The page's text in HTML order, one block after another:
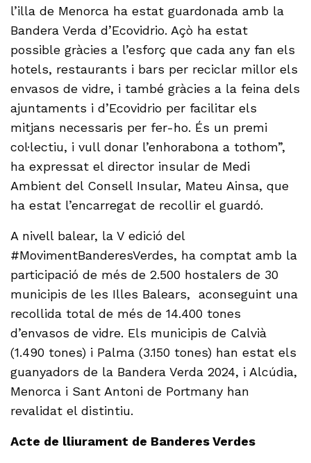
l’illa de Menorca ha estat guardonada amb la
Bandera Verda d’Ecovidrio. Açò ha estat
possible gràcies a l’esforç que cada any fan els
hotels, restaurants i bars per reciclar millor els
envasos de vidre, i també gràcies a la feina dels
ajuntaments i d’Ecovidrio per facilitar els
mitjans necessaris per fer-ho. És un premi
col·lectiu, i vull donar l’enhorabona a tothom”,
ha expressat el director insular de Medi
Ambient del Consell Insular, Mateu Ainsa, que
ha estat l’encarregat de recollir el guardó.
A nivell balear, la V edició del
#MovimentBanderesVerdes, ha comptat amb la
participació de més de 2.500 hostalers de 30
municipis de les Illes Balears, aconseguint una
recollida total de més de 14.400 tones
d’envasos de vidre. Els municipis de Calvià
(1.490 tones) i Palma (3.150 tones) han estat els
guanyadors de la Bandera Verda 2024, i Alcúdia,
Menorca i Sant Antoni de Portmany han
revalidat el distintiu.
Acte de lliurament de Banderes Verdes